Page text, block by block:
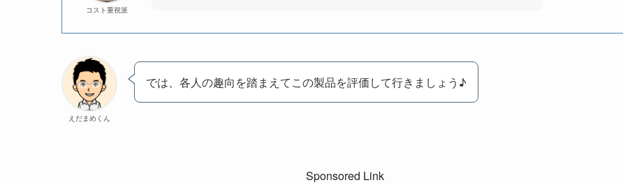
コスト重視派
えだまめくん
では、各人の趣向を踏まえてこの製品を評価して行きましょう♪
Sponsored Link